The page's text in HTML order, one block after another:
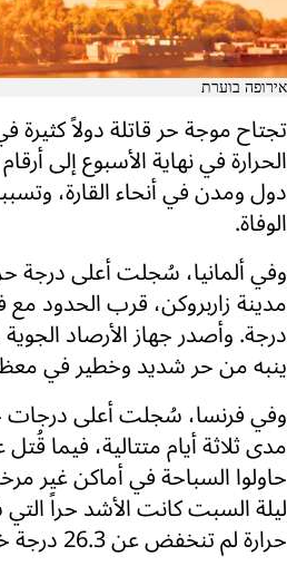
אירופה בוערת
تجتاح موجة حر قاتلة دولاً
الحرارة في نهاية الأسبوع إلى
دول ومدن في أنحاء القارة،
الوفاة.
وفي ألمانيا، سُجلت أعلى درجة
درجة. وأصدر جهاز الأرصاد
ينبه من حر شديد وخطير في معظم
وفي فرنسا، سُجلت أعلى درجات
مدى ثلاثة أيام متتالية، فيما
حاولوا السباحة في أماكن غير
ليلة السبت كانت الأشد حراً
حرارة لم تنخفض عن 26.3 درجة خلال ساعات الليل.